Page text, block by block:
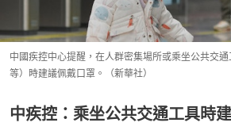
中國疾控中心提醒，在人群密集場所或乘坐公共交
等）時建議佩戴口罩。（新華社）
中疾控：乘坐公共交通工具時